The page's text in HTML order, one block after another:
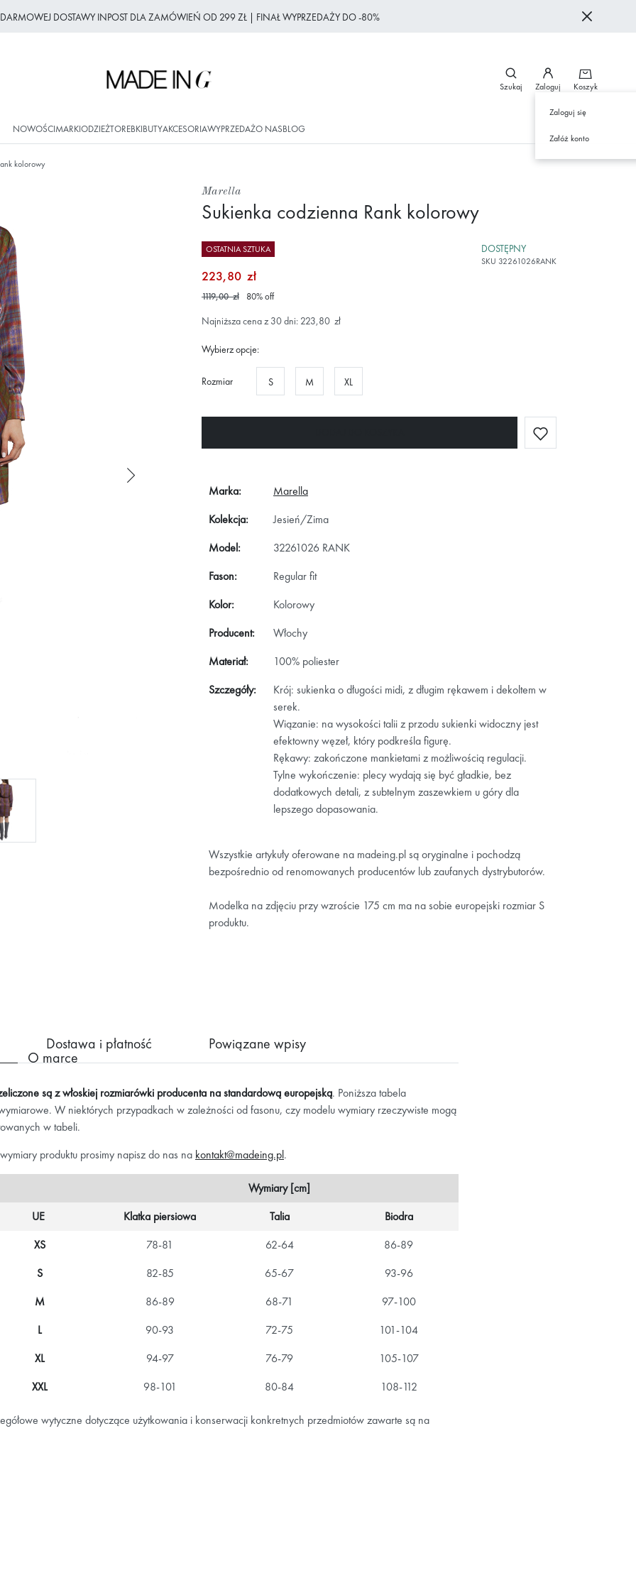
DARMOWEJ DOSTAWY INPOST DLA ZAMÓWIEŃ OD 299 ZŁ | FINAŁ WYPRZEDAŻY DO -80%
Szukaj Zaloguj
Zaloguj się
Załóż konto
Koszyk
NOWOŚCIMARKIODZIEŻTOREBKIBUTYAKCESORIAWYPRZEDAŻO NASBLOG
kolorowy
Marella
Sukienka codzienna Rank kolorowy
OSTATNIA SZTUKA DOSTĘPNY
SKU 32261026RANK
223,80 zł
1119,00 zł 80%off
Najniższa cena z 30 dni: 223,80 zł
Wybierz opcje:
Rozmiar S M XL
Marka:
Marella
Kolekcja:
Jesień/Zima
Model:
32261026 RANK
Fason:
Regular fit
Kolor:
Kolorowy
Producent:
Włochy
Materiał:
100% poliester
Szczegóły:
Krój: sukienka o długości midi, z długim rękawem i dekoltem w
serek.
Wiązanie: na wysokości talii z przodu sukienki widoczny jest
efektowny węzeł, który podkreśla figurę.
Rękawy: zakończone mankietami z możliwością regulacji.
Tylne wykończenie: plecy wydają się być gładkie, bez
dodatkowych detali, z subtelnym zaszewkiem u góry dla
lepszego dopasowania.
Wszystkie artykuły oferowane na madeing.pl są oryginalne i pochodzą
bezpośrednio od renomowanych producentów lub zaufanych dystrybutorów.
Modelka na zdjęciu przy wzroście 175 cm ma na sobie europejski rozmiar S
produktu.
są z włoskiej rozmiarówki producenta na standardową europejską. Poniższa tabela
W niektórych przypadkach w zależności od fasonu, czy modelu wymiary rzeczywiste mogą
w tabeli.
produktu prosimy napisz do nas na kontakt@madeing.pl.
Wymiary [cm]
UE Klatka piersiowa Talia
Biodra
XS 78-81 62-64
86-89
S 82-85 65-67
93-96
M 86-89 68-71
97-100
L 90-93 72-75
101-104
XL 94-97 76-79
105-107
XXL 98-101 80-84 108-112
wytyczne dotyczące użytkowania i konserwacji konkretnych przedmiotów zawarte są na
Dostawa i płatność Powiązane wpisy
O marce